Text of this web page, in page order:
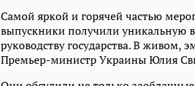
Самой яркой и горячей частью
выпускники получили уникальную
руководству государства. В
Премьер-министр Украины Юлия